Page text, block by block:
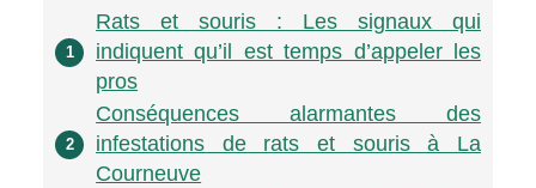
1
Rats et souris : Les signaux qui
indiquent qu’il est temps d’appeler les
pros
2
Conséquences alarmantes des
infestations de rats et souris à La
Courneuve